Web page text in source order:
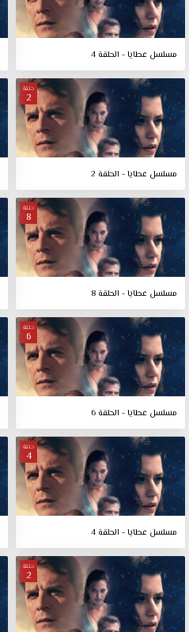
مسلسل عطايا - الحلقة 4
حلقة
2
مسلسل عطايا - الحلقة 2
حلقة
8
مسلسل عطايا - الحلقة 8
حلقة
6
مسلسل عطايا - الحلقة 6
حلقة
4
مسلسل عطايا - الحلقة 4
حلقة
2